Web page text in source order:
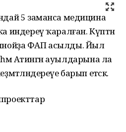
5 заманса медицина
индереү ҡаралған. Күптән
ФАП асылды. Йыл
һәм Атингән ауылдарына ла
барып етәсәк.